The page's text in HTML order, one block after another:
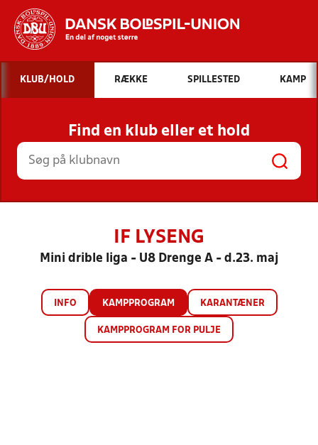
Hvad vil du søge efter?
INDHOLD OG NYHEDER
STILLINGER, RESULTATER, KLUBBER OG
HOLD
KLUB/HOLD RÆKKE SPILLESTED KAMP
Find en klub eller et hold
IF LYSENG
Mini drible liga - U8 Drenge A - d.23. maj
INFO KAMPPROGRAM KARANTÆNER
KAMPPROGRAM FOR PULJE